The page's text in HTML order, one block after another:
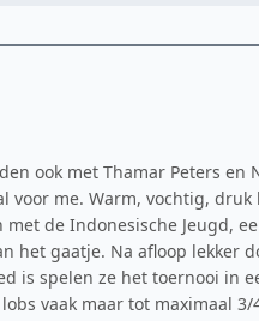
ook met Thamar Peters
voor me. Warm, vochtig,
de Indonesische Jeugd,
het gaatje. Na afloop lekker
is spelen ze het toernooi in
vaak maar tot maximaal